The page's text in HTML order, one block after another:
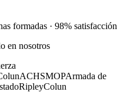
formadas · 98% satisfacción
en nosotros
ACHSMOPArmada de
RipleyColun